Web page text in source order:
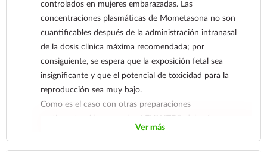
controlados en mujeres embarazadas. Las
concentraciones plasmáticas de Mometasona no son
cuantificables después de la administración intranasal
de la dosis clínica máxima recomendada; por
consiguiente, se espera que la exposición fetal sea
insignificante y que el potencial de toxicidad para la
reproducción sea muy bajo.
Como es el caso con otras preparaciones
corticoesteroideas nasales, LEVANTE® deberá ser
usado en mujeres embarazadas, madres que crían o
Ver más